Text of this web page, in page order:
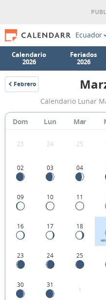
Ecuador
Calendario
2026
Feriados
2026
Febrero
1941
Calendario Lunar
Dom Lun Mar
23 24 25
02 03 04
09 10 11
16 17 18
23 24 25
30 31
1